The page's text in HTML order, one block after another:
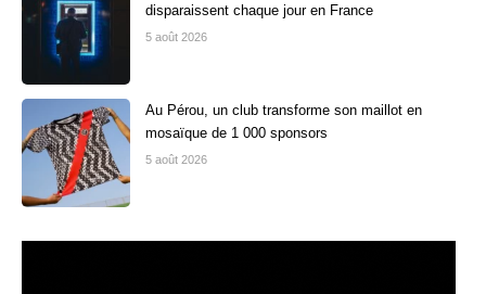
disparaissent chaque jour en France
5 août 2026
Au Pérou, un club transforme son maillot en
mosaïque de 1 000 sponsors
5 août 2026